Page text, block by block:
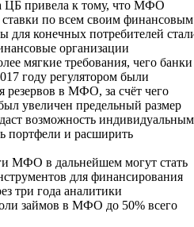
ЦБ привела к тому, что МФО
по всем своим финансовым
для конечных потребителей
организации
мягкие требования, чего банки
году регулятором были
резервов в МФО, за счёт чего
увеличен предельный размер
возможность индивидуальным
портфели и расширить
МФО в дальнейшем могут стать
для финансирования
три года аналитики
займов в МФО до 50% всего